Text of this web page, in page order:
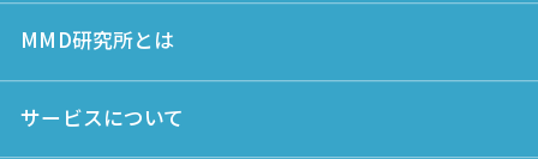
MMD研究所とは
サービスについて